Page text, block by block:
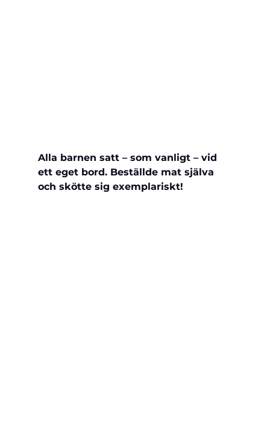
Alla barnen satt – som vanligt – vid
ett eget bord. Beställde mat själva
och skötte sig exemplariskt!